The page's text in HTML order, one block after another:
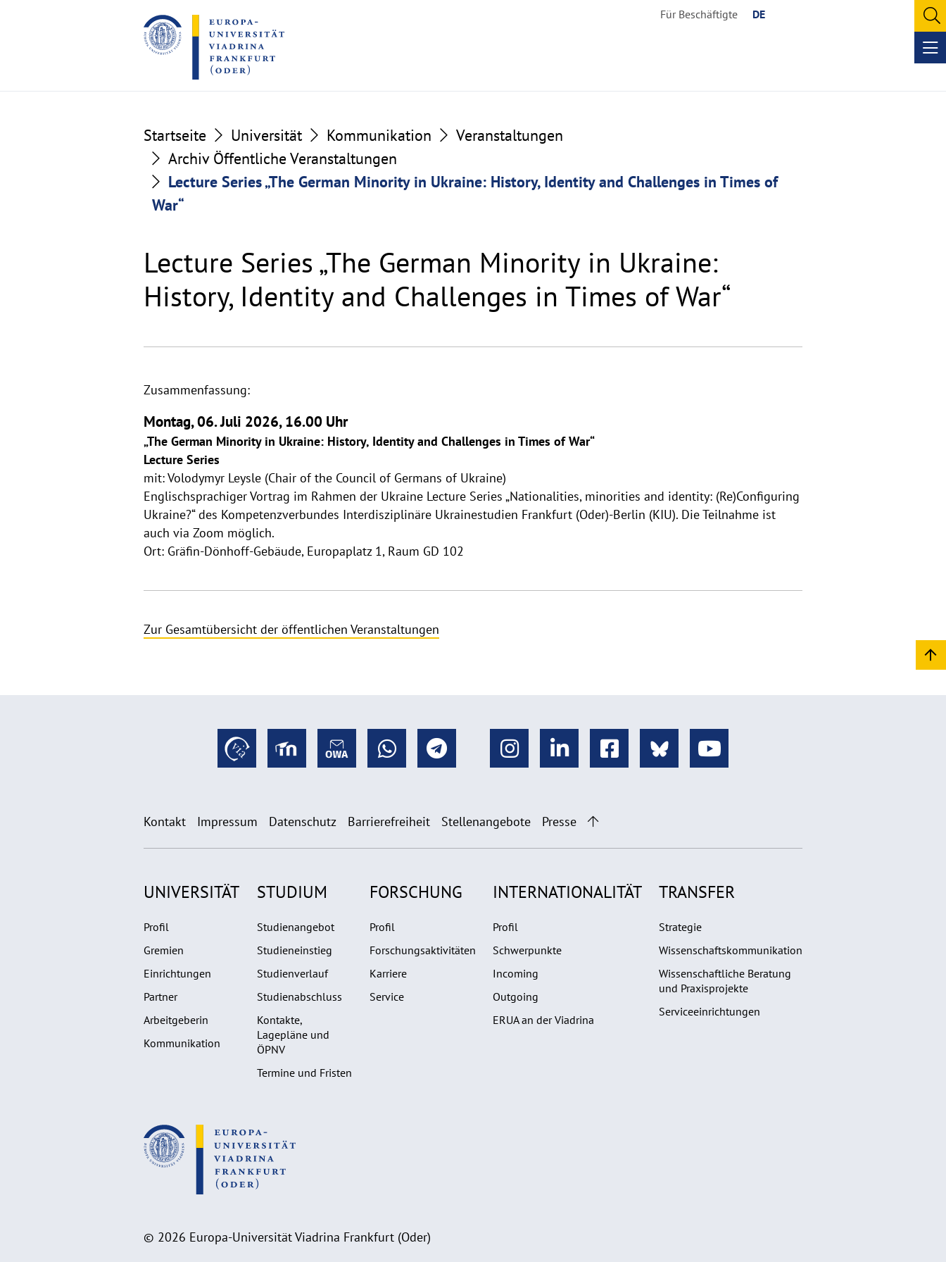
to
the
content
to
the
footer
Für Beschäftigte DE
Startseite Universität Kommunikation
Veranstaltungen
Archiv Öffentliche Veranstaltungen
Lecture Series „The German Minority in Ukraine: History, Identity and Challenges in Times of
War“
Lecture Series „The German Minority in Ukraine:
History, Identity and Challenges in Times of War“
Zusammenfassung:
Montag, 06. Juli 2026, 16.00 Uhr
„The German Minority in Ukraine: History, Identity and Challenges in Times of War“
Lecture Series
mit: Volodymyr Leysle (Chair of the Council of Germans of Ukraine)
Englischsprachiger Vortrag im Rahmen der Ukraine Lecture Series „Nationalities, minorities and identity: (Re)Configuring
Ukraine?“ des Kompetenzverbundes Interdisziplinäre Ukrainestudien Frankfurt (Oder)-Berlin (KIU). Die Teilnahme ist
auch via Zoom möglich.
Ort: Gräfin-Dönhoff-Gebäude, Europaplatz 1, Raum GD 102
Zur Gesamtübersicht der öffentlichen Veranstaltungen
Kontakt Impressum Datenschutz Barrierefreiheit Stellenangebote Presse
UNIVERSITÄT
Profil
Gremien
Einrichtungen
Partner
Arbeitgeberin
Kommunikation
STUDIUM
Studienangebot
Studieneinstieg
Studienverlauf
Studienabschluss
Kontakte,
Lagepläne und
ÖPNV
Termine und Fristen
FORSCHUNG
Profil
Forschungsaktivitäten
Karriere
Service
INTERNATIONALITÄT
Profil
Schwerpunkte
Incoming
Outgoing
ERUA an der Viadrina
TRANSFER
Strategie
Wissenschaftskommunikation
Wissenschaftliche Beratung
und Praxisprojekte
Serviceeinrichtungen
© 2026 Europa-Universität Viadrina Frankfurt (Oder)